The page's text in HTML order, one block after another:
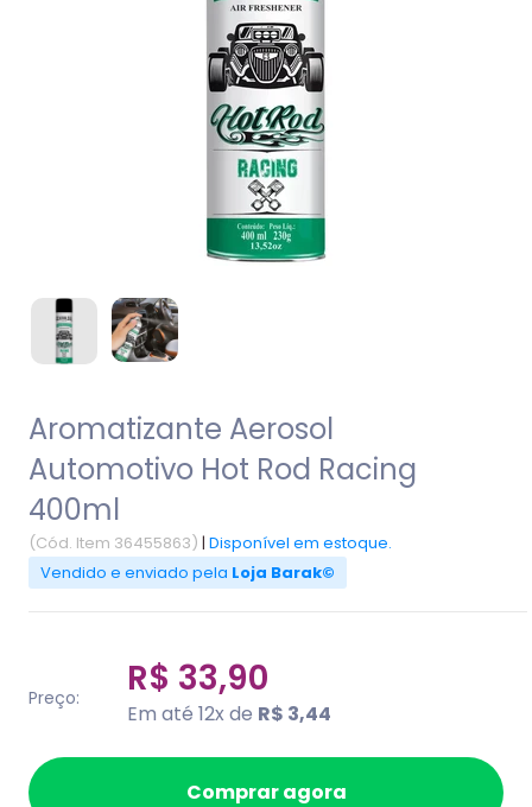
Aromatizante Aerosol
Automotivo Hot Rod Racing
400ml
(Cód. Item 36455863) | Disponível em estoque.
Vendido e enviado pela Loja Barak©
Preço: R$ 33,90
Em até 12x de R$ 3,44
Comprar agora